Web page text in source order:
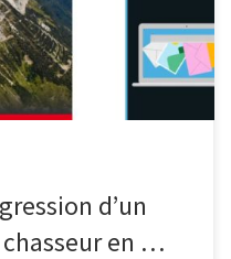
d’un
en …